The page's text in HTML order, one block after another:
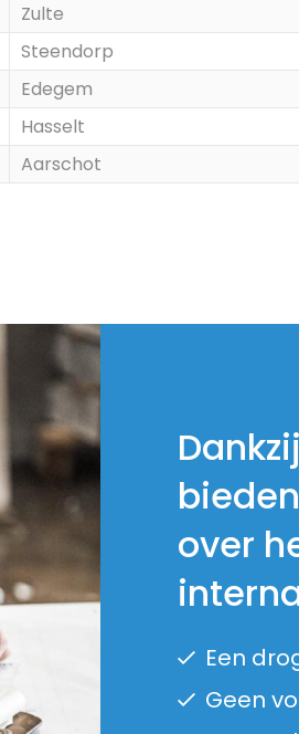
Zulte
Steendorp
Edegem
Hasselt
Aarschot
over
Een
Geen